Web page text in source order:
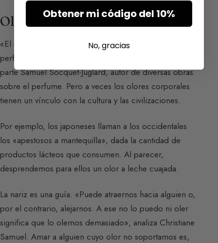
Olor y relaciones sociales
«El olor se sitúa del lado de lo íntimo, mientras que el
perfume se inscribe del lado social», subraya por su
parte Samuel Socquet-Juglard, autor de diversas obras
sobre el perfume. Pero a veces los olores corporales
tienen un vínculo con la cultura y las civilizaciones.
Por ejemplo, los japoneses llaman a los occidentales
los «apestosos a mantequilla», dada la cantidad de
productos lácteos que consumen. Al parecer,
desprendemos para ellos un olor a leche cuajada.
La nariz es una guía. «Puede atraernos hacia alguien o,
por el contrario, alejarnos. A ese no lo puedo ni oler
significa que lo olemos demasiado», analiza Christiane
Samuel. Amar a alguien cuyo olor no soportamos es,
Obtener mi código del 10%
No, gracias